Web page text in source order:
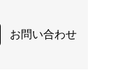
お問い合わせ